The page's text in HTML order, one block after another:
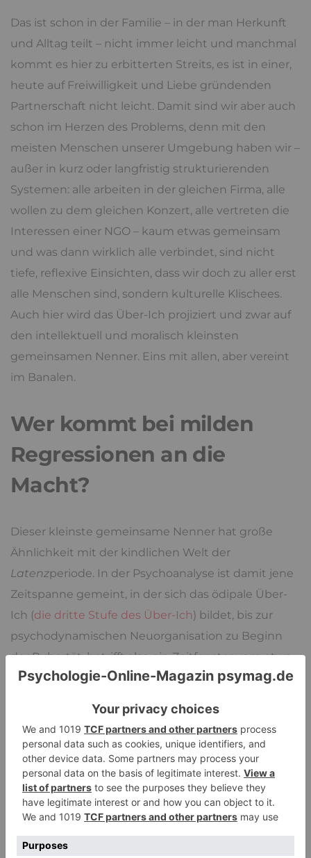
Das ist schon in der Familie – in der man Herkunft
und Alltag teilt – nicht immer leicht und manchmal
kommt es hier zu erbitterten Streits, es ist in einer,
heute auf Freiwilligkeit und Liebe gründenden
Partnerschaft nicht leicht. Damit sind wir aber auch
schon im Herzen des Problems, denn mit den
meisten Menschen unserer Umgebung haben wir –
außer in kurz oder langfristig strukturierenden
Systemen: alle arbeiten in der gleichen Firma, alle
wollen zu dem gleichen Konzert, alle vertreten die
Interessen einer NGO – kaum etwas gemeinsam
und was dann wirklich alle verbindet, sind nicht
tiefe, reflexive Einsichten, dass wir doch zu aller erst
alle Menschen sind, sondern kulturelle Klischees.
Auch hier wird das Über-Ich projiziert und zwar auf
den intellektuell und moralisch kleinsten
gemeinsamen Nenner. Eins mit allen, aber vereint
im Banalen.
Wer kommt bei milden
Regressionen an die
Macht?
Dieser kleinste gemeinsame Nenner hat große
Ähnlichkeit mit der kindlichen Welt der
Latenzperiode. In der Psychoanalyse ist damit jene
Zeitspanne gemeint, in der sich das ödipale Über-
Ich (die dritte Stufe des Über-Ich) bildet, bis zur
psychodynamischen Neuorganisation zu Beginn
der Pubertät, betrifft also ein Zeitfenster vom etwa
5. bis zum 10. Lebensjahr. Eine Zeit mit einem
oder im Falle der Kinder, von noch Unentwickeltem
– bis zumKitschvorherrscht. Dieser ist definiert als:
„Ansprechende, behagliche, beruhigende,
sentimentale und überladene
Stils, der mit konventionellen Symbolen des